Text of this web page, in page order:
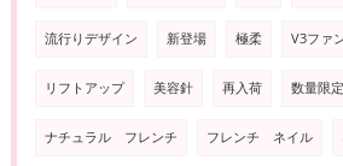
流行りデザイン 新登場 極柔 V3ファ
リフトアップ 美容針 再入荷 数量限定
ナチュラル フレンチ フレンチ ネイル